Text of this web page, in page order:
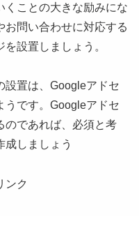
くことの大きな励みにな
お問い合わせに対応する
設置しましょう。
設置は、Googleアドセ
うです。Googleアドセ
のであれば、必須と考
成しましょう
ンク